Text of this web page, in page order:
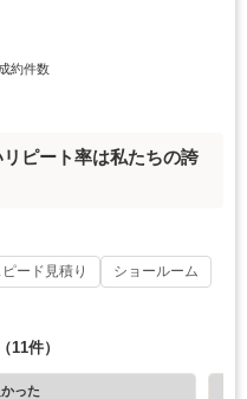
約件数
ピート率は私たちの誇
ピード見積り
ショールーム
（11件）
った